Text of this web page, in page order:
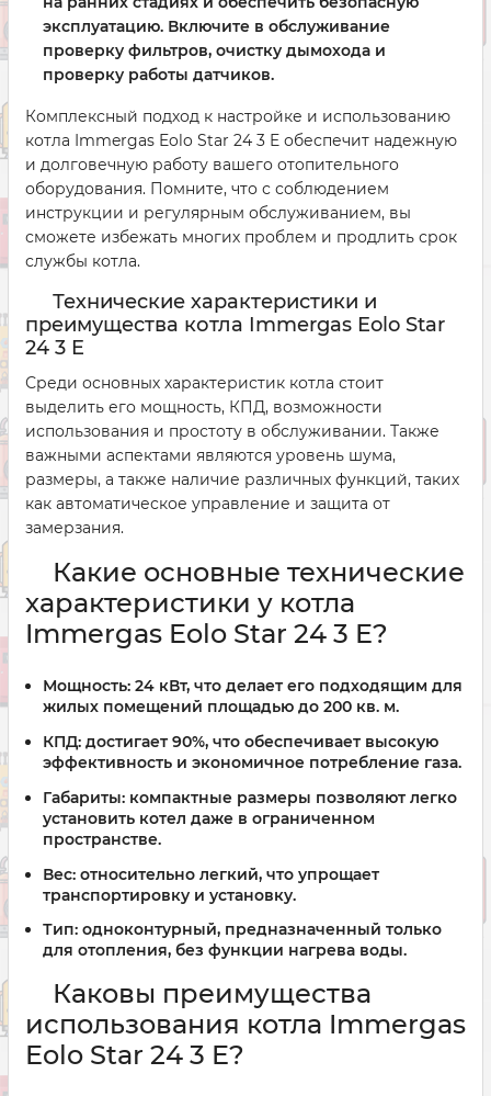
эксплуатацию. Включите в обслуживание
проверку фильтров, очистку дымохода и
проверку работы датчиков.
Комплексный подход к настройке и использованию
котла Immergas Eolo Star 24 3 E обеспечит надежную
и долговечную работу вашего отопительного
оборудования. Помните, что с соблюдением
инструкции и регулярным обслуживанием, вы
сможете избежать многих проблем и продлить срок
службы котла.
Технические характеристики и
преимущества котла Immergas Eolo Star
24 3 E
Среди основных характеристик котла стоит
выделить его мощность, КПД, возможности
использования и простоту в обслуживании. Также
важными аспектами являются уровень шума,
размеры, а также наличие различных функций, таких
как автоматическое управление и защита от
замерзания.
Какие основные технические
характеристики у котла
Immergas Eolo Star 24 3 E?
Мощность: 24 кВт, что делает его подходящим для
жилых помещений площадью до 200 кв. м.
КПД: достигает 90%, что обеспечивает высокую
эффективность и экономичное потребление газа.
Габариты: компактные размеры позволяют легко
установить котел даже в ограниченном
пространстве.
Вес: относительно легкий, что упрощает
транспортировку и установку.
Тип: одноконтурный, предназначенный только
для отопления, без функции нагрева воды.
Каковы преимущества
использования котла Immergas
Eolo Star 24 3 E?